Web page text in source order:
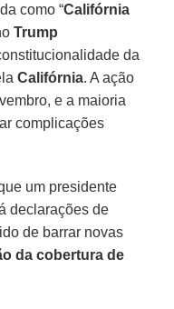
como “Califórnia
Trump
da
Califórnia. A ação
e a maioria
complicações
um presidente
declarações de
de barrar novas
da cobertura de